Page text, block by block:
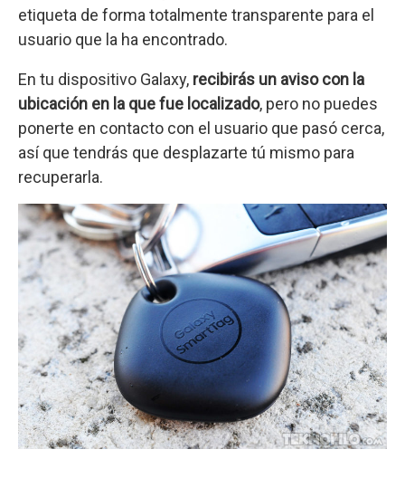
etiqueta de forma totalmente transparente para el
usuario que la ha encontrado.
En tu dispositivo Galaxy, recibirás un aviso con la
ubicación en la que fue localizado, pero no puedes
ponerte en contacto con el usuario que pasó cerca,
así que tendrás que desplazarte tú mismo para
recuperarla.